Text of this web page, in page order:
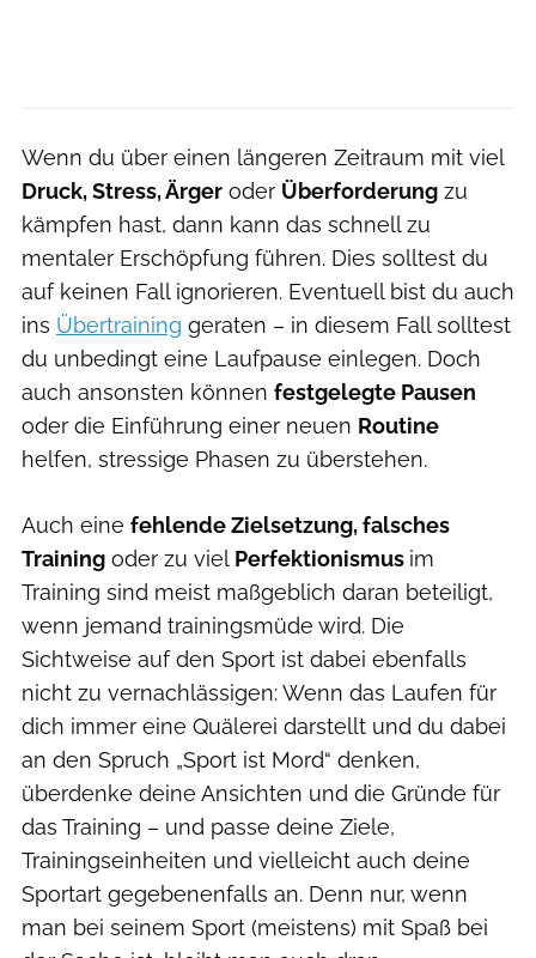
Wenn du über einen längeren Zeitraum mit viel
Druck, Stress, Ärger oder Überforderung zu
kämpfen hast, dann kann das schnell zu
mentaler Erschöpfung führen. Dies solltest du
auf keinen Fall ignorieren. Eventuell bist du auch
ins Übertraining geraten – in diesem Fall solltest
du unbedingt eine Laufpause einlegen. Doch
auch ansonsten können festgelegte Pausen
oder die Einführung einer neuen Routine
helfen, stressige Phasen zu überstehen.
Auch eine fehlende Zielsetzung, falsches
Training oder zu viel Perfektionismus im
Training sind meist maßgeblich daran beteiligt,
wenn jemand trainingsmüde wird. Die
Sichtweise auf den Sport ist dabei ebenfalls
nicht zu vernachlässigen: Wenn das Laufen für
dich immer eine Quälerei darstellt und du dabei
an den Spruch „Sport ist Mord“ denken,
überdenke deine Ansichten und die Gründe für
das Training – und passe deine Ziele,
Trainingseinheiten und vielleicht auch deine
Sportart gegebenenfalls an. Denn nur, wenn
man bei seinem Sport (meistens) mit Spaß bei